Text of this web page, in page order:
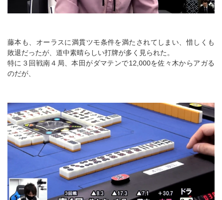
藤本も、オーラスに満貫ツモ条件を満たされてしまい、惜しくも
敗退だったが、道中素晴らしい打牌が多く見られた。
特に３回戦南４局、本田がダマテンで12,000を佐々木からアガる
のだが、